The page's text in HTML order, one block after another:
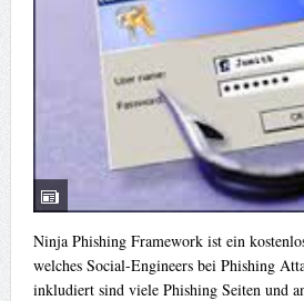
Ninja Phishing Framework ist ein
welches Social-Engineers bei Phishing
inkludiert sind viele Phishing Seiten und